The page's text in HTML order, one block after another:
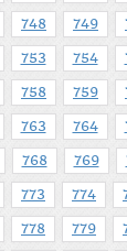
748 749
753 754
758 759
763 764
768 769
773 774
778 779